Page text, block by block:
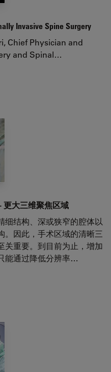
Invasive Spine Surgery
Chief Physician and
and Spinal…
更大三维聚焦区域
细结构、深或狭窄的腔体以
。因此，手术区域的清晰三
关重要。到目前为止，增加
能通过降低分辨率…